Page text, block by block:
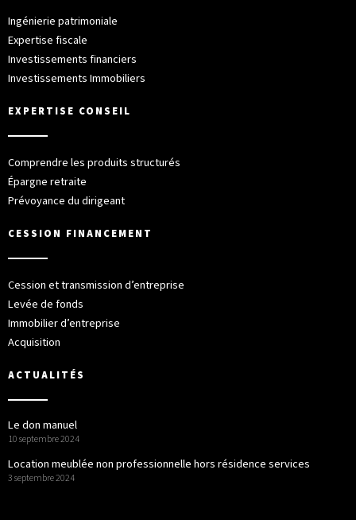
Ingénierie patrimoniale
Expertise fiscale
Investissements financiers
Investissements Immobiliers
EXPERTISE CONSEIL
Comprendre les produits structurés
Épargne retraite
Prévoyance du dirigeant
CESSION FINANCEMENT
Cession et transmission d’entreprise
Levée de fonds
Immobilier d’entreprise
Acquisition
ACTUALITÉS
Le don manuel
10 septembre 2024
Location meublée non professionnelle hors résidence services
3 septembre 2024